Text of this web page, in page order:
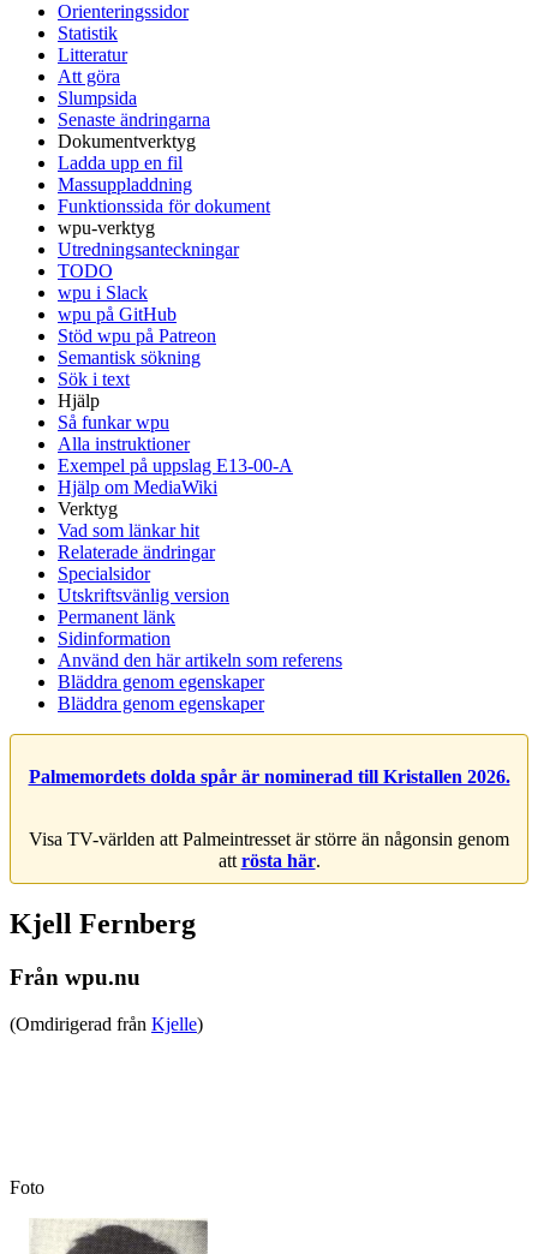
Orienteringssidor
Statistik
Litteratur
Att göra
Slumpsida
Senaste ändringarna
Dokumentverktyg
Ladda upp en fil
Massuppladdning
Funktionssida för dokument
wpu-verktyg
Utredningsanteckningar
TODO
wpu i Slack
wpu på GitHub
Stöd wpu på Patreon
Semantisk sökning
Sök i text
Hjälp
Så funkar wpu
Alla instruktioner
Exempel på uppslag E13-00-A
Hjälp om MediaWiki
Verktyg
Vad som länkar hit
Relaterade ändringar
Specialsidor
Utskriftsvänlig version
Permanent länk
Sidinformation
Använd den här artikeln som referens
Bläddra genom egenskaper
Bläddra genom egenskaper
Palmemordets dolda spår är nominerad till Kristallen 2026.
Visa TV-världen att Palmeintresset är större än någonsin genom
att rösta här.
Kjell Fernberg
Från wpu.nu
(Omdirigerad från Kjelle)
Foto